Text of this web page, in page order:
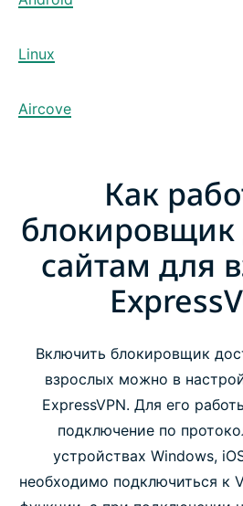
Linux
Aircove
Как
блокировщик
сайтам для
Включить блокировщик
взрослых можно в
ExpressVPN. Для его
подключение по
устройствах Windows,
необходимо подключиться к